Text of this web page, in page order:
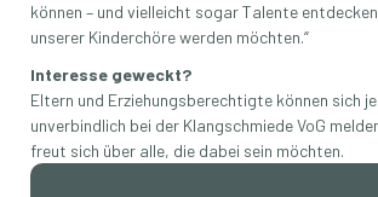
können – und vielleicht sogar Talente
unserer Kinderchöre werden möchten.“
Interesse geweckt?
Eltern und Erziehungsberechtigte können sich
unverbindlich bei der Klangschmiede VoG
freut sich über alle, die dabei sein möchten.